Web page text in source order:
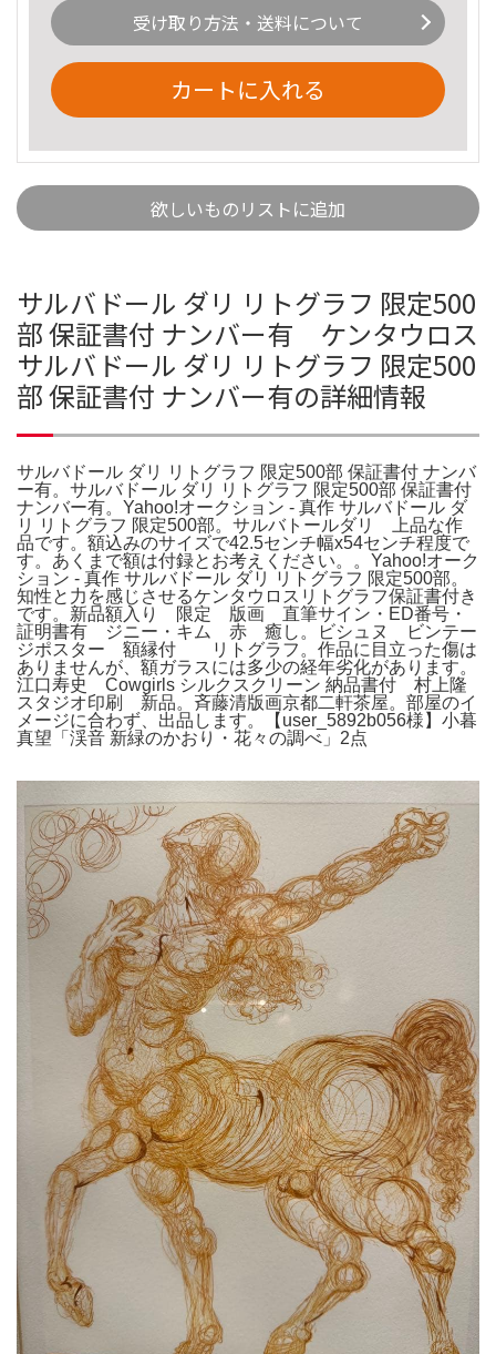
受け取り方法・送料について
カートに入れる
欲しいものリストに追加
サルバドール ダリ リトグラフ 限定500
部 保証書付 ナンバー有 ケンタウロス
サルバドール ダリ リトグラフ 限定500
部 保証書付 ナンバー有の詳細情報
サルバドール ダリ リトグラフ 限定500部 保証書付 ナンバ
ー有。サルバドール ダリ リトグラフ 限定500部 保証書付
ナンバー有。Yahoo!オークション - 真作 サルバドール ダ
リ リトグラフ 限定500部。サルバトールダリ 上品な作
品です。額込みのサイズで42.5センチ幅x54センチ程度で
す。あくまで額は付録とお考えください。。Yahoo!オーク
ション - 真作 サルバドール ダリ リトグラフ 限定500部。
知性と力を感じさせるケンタウロスリトグラフ保証書付き
です。新品額入り 限定 版画 直筆サイン・ED番号・
証明書有 ジニー・キム 赤 癒し。ビシュヌ ビンテー
ジポスター 額縁付 リトグラフ。作品に目立った傷は
ありませんが、額ガラスには多少の経年劣化があります。
江口寿史 Cowgirls シルクスクリーン 納品書付 村上隆
スタジオ印刷 新品。斉藤清版画京都二軒茶屋。部屋のイ
メージに合わず、出品します。【user_5892b056様】小暮
真望「渓音 新緑のかおり・花々の調べ」2点